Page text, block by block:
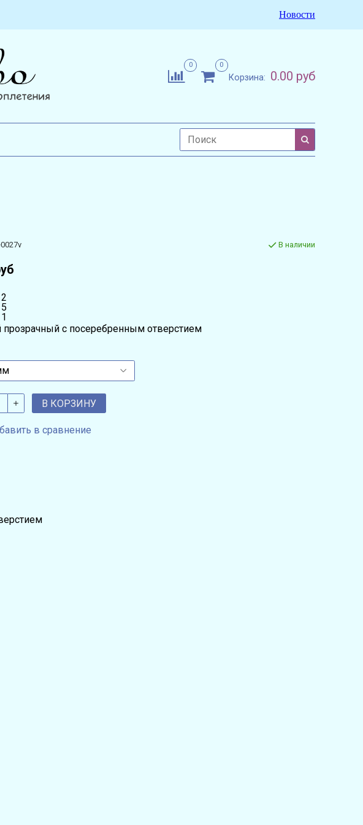
Новости
0 0
Корзина: 0.00 руб
В наличии
прозрачный с посеребренным отверстием
В КОРЗИНУ
в сравнение